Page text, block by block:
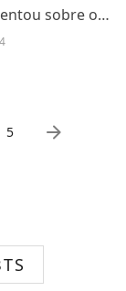
sobre o
de ganhar
5 arrow_right